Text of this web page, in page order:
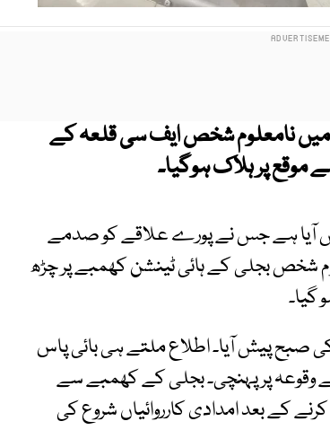
میں نامعلوم شخص ایف سی قلعہ کے
پر ہلاک ہوگیا۔
پیش آیا ہے جس نے پورے علاقے کو صدمے
شخص بجلی کے ہائی ٹینشن کھمبے پر چڑھ
گیا۔
کی صبح پیش آیا۔ اطلاع ملتے ہی بائی پاس
وقوعہ پر پہنچی۔ بجلی کے کھمبے سے
کے بعد امدادی کارروائیاں شروع کی